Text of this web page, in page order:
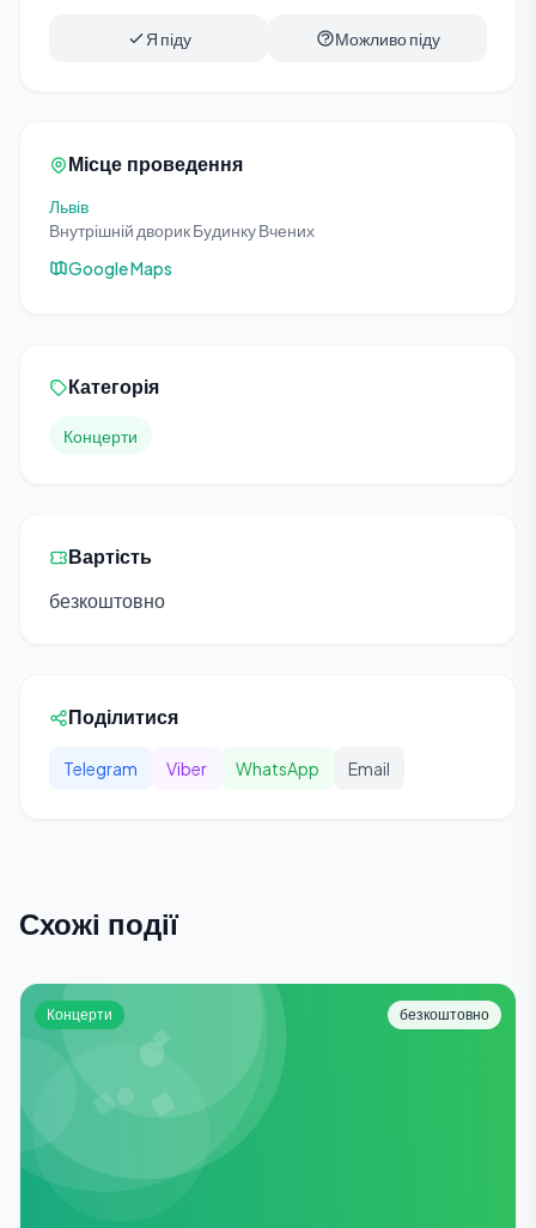
Я піду Можливо піду
Місце проведення
Львів
Внутрішній дворик Будинку Вчених
Google Maps
Категорія
Концерти
Вартість
безкоштовно
Поділитися
Telegram Viber WhatsApp Email
Схожі події
Концерти безкоштовно